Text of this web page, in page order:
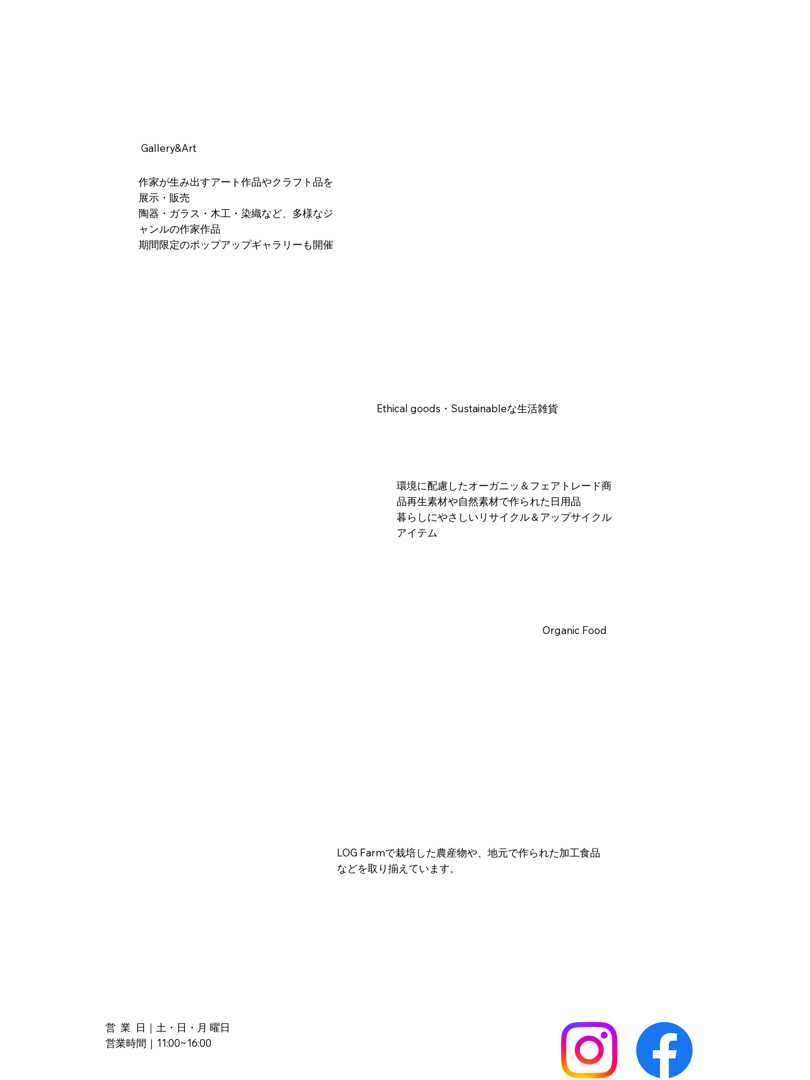
​Gallery&Art
作家が生み出すアート作品やクラフト品を
展示・販売
陶器・ガラス・木工・染織など、多様なジ
ャンルの作家作品
期間限定のポップアップギャラリーも開催
Ethical goods・Sustainableな生活雑貨
環境に配慮したオーガニッ＆フェアトレード商
品再生素材や自然素材で作られた日用品
暮らしにやさしいリサイクル＆アップサイクル
アイテム
Organic Food
LOG Farmで栽培した農産物や、地元で作られた加工食品
などを​取り揃えています。
営 業 日｜土・日・月 曜日
営業時間｜11:00~16:00